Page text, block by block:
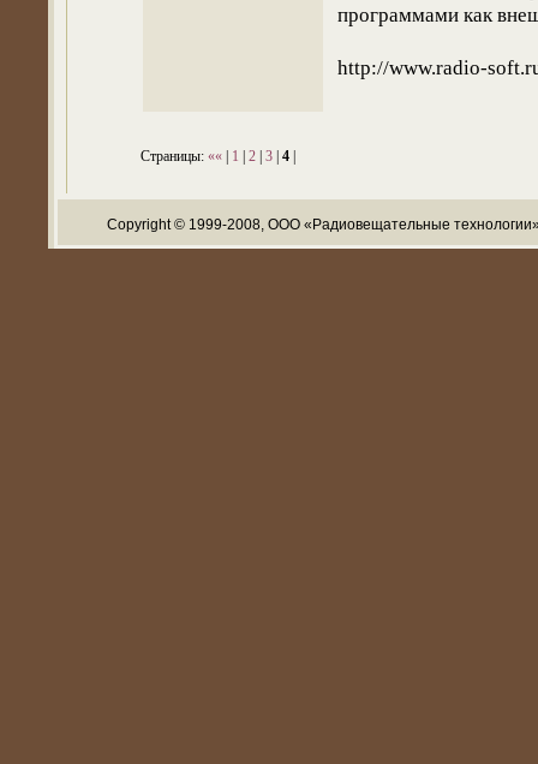
программами как
http://www.radio-
Страницы: «« 1 2 3 4
Copyright © 1999-2008, ООО «Радиовещательные